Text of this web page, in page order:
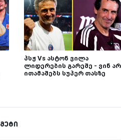
პსჟ Vs ასტონ ვილა
ლიდერების გარეშე - ვინ არ
ითამაშებს სუპერ თასზე
მეტი